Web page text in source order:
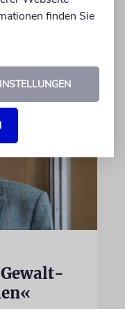
finden Sie